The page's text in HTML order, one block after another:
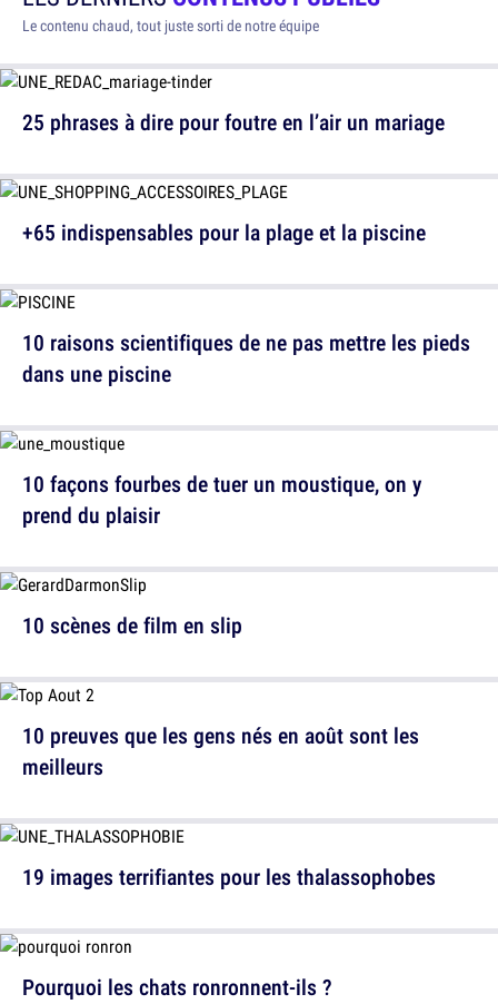
Le contenu chaud, tout juste sorti de notre équipe
25 phrases à dire pour foutre en l’air un mariage
10 raisons scientifiques de ne pas mettre les pieds
dans une piscine
10 scènes de film en slip
19 images terrifiantes pour les thalassophobes
+65 indispensables pour la plage et la piscine
10 façons fourbes de tuer un moustique, on y
prend du plaisir
10 preuves que les gens nés en août sont les
meilleurs
Pourquoi les chats ronronnent-ils ?